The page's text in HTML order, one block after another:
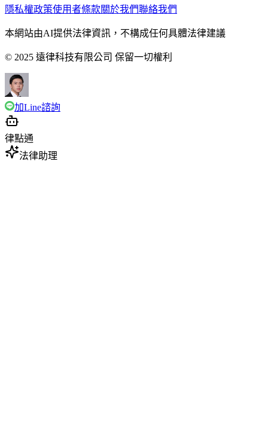
隱私權政策使用者條款關於我們聯絡我們
本網站由AI提供法律資訊，不構成任何具體法律建議
© 2025 遠律科技有限公司 保留一切權利
加Line諮詢
律點通
法律助理